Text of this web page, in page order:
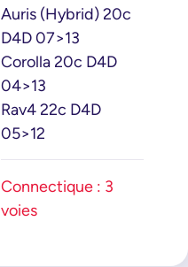
Auris (Hybrid) 20c
D4D 07>13
Corolla 20c D4D
04>13
Rav4 22c D4D
05>12
Connectique : 3
voies